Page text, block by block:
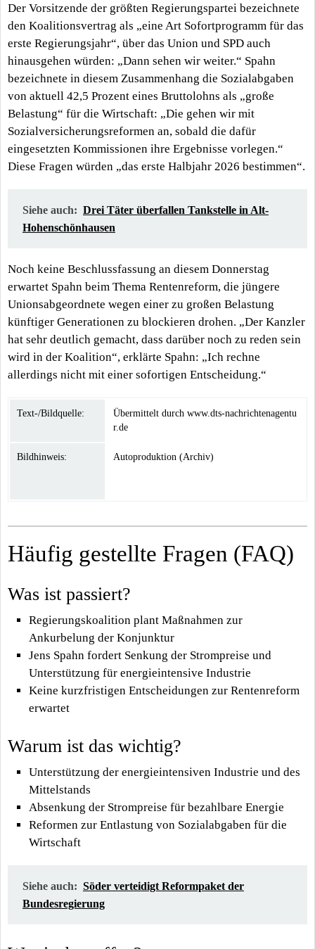
Der Vorsitzende der größten Regierungspartei bezeichnete
den Koalitionsvertrag als „eine Art Sofortprogramm für das
erste Regierungsjahr“, über das Union und SPD auch
hinausgehen würden: „Dann sehen wir weiter.“ Spahn
bezeichnete in diesem Zusammenhang die Sozialabgaben
von aktuell 42,5 Prozent eines Bruttolohns als „große
Belastung“ für die Wirtschaft: „Die gehen wir mit
Sozialversicherungsreformen an, sobald die dafür
eingesetzten Kommissionen ihre Ergebnisse vorlegen.“
Diese Fragen würden „das erste Halbjahr 2026 bestimmen“.
Siehe auch: Drei Täter überfallen Tankstelle in Alt-
Hohenschönhausen
Noch keine Beschlussfassung an diesem Donnerstag
erwartet Spahn beim Thema Rentenreform, die jüngere
Unionsabgeordnete wegen einer zu großen Belastung
künftiger Generationen zu blockieren drohen. „Der Kanzler
hat sehr deutlich gemacht, dass darüber noch zu reden sein
wird in der Koalition“, erklärte Spahn: „Ich rechne
allerdings nicht mit einer sofortigen Entscheidung.“
Text-/Bildquelle:
Übermittelt durch www.dts-nachrichtenagentu
r.de
Bildhinweis: Autoproduktion (Archiv)
Häufig gestellte Fragen (FAQ)
Was ist passiert?
Regierungskoalition plant Maßnahmen zur
Ankurbelung der Konjunktur
Jens Spahn fordert Senkung der Strompreise und
Unterstützung für energieintensive Industrie
Keine kurzfristigen Entscheidungen zur Rentenreform
erwartet
Warum ist das wichtig?
Unterstützung der energieintensiven Industrie und des
Mittelstands
Absenkung der Strompreise für bezahlbare Energie
Reformen zur Entlastung von Sozialabgaben für die
Wirtschaft
Siehe auch: Söder verteidigt Reformpaket der
Bundesregierung